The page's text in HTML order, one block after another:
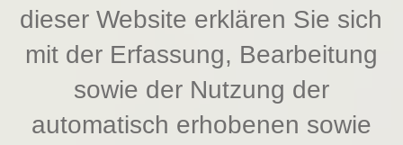
dieser Website erklären Sie sich
mit der Erfassung, Bearbeitung
sowie der Nutzung der
automatisch erhobenen sowie